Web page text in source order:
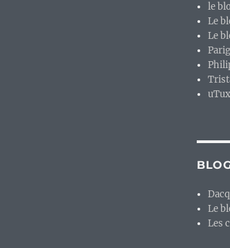
: Mandrake Linux 5.1, première d’une
le
Le
Le
uTux
Le
Les